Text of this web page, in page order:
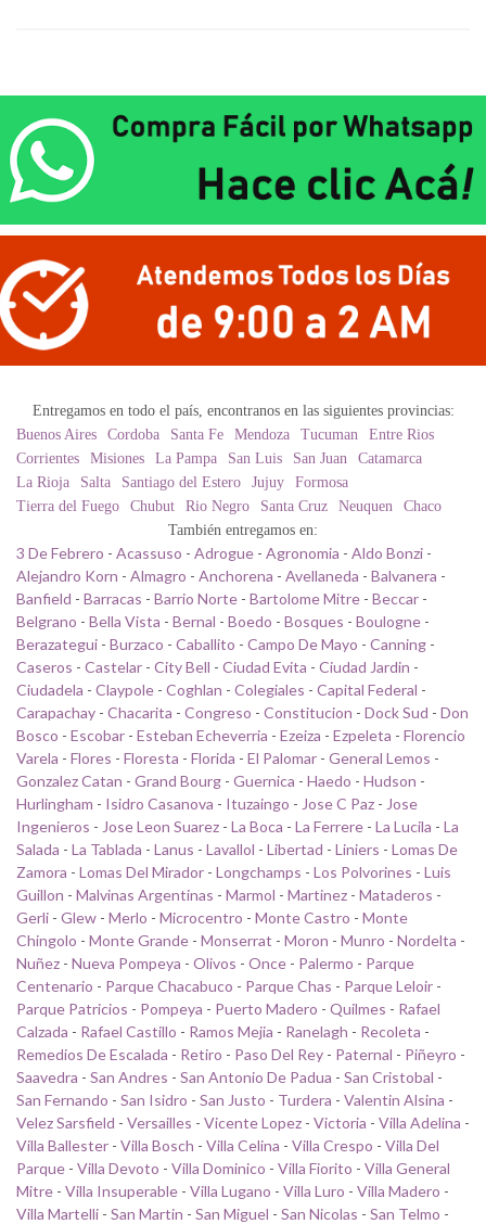
Entregamos en todo el país, encontranos en las siguientes provincias:
Buenos Aires
Cordoba Santa Fe Mendoza Tucuman
Entre Rios
Corrientes
Misiones La Pampa San Luis San Juan
Catamarca
La Rioja
Salta Santiago del Estero Jujuy
Formosa
Tierra del Fuego
Chubut Rio Negro Santa Cruz Neuquen
Chaco
También entregamos en:
3 De Febrero - Acassuso - Adrogue - Agronomia - Aldo Bonzi -
Alejandro Korn - Almagro - Anchorena - Avellaneda - Balvanera -
Banfield - Barracas - Barrio Norte - Bartolome Mitre - Beccar -
Belgrano - Bella Vista - Bernal - Boedo - Bosques - Boulogne -
Berazategui - Burzaco - Caballito - Campo De Mayo - Canning -
Caseros - Castelar - City Bell - Ciudad Evita - Ciudad Jardin -
Ciudadela - Claypole - Coghlan - Colegiales - Capital Federal -
Carapachay - Chacarita - Congreso - Constitucion - Dock Sud - Don
Bosco - Escobar - Esteban Echeverria - Ezeiza - Ezpeleta - Florencio
Varela - Flores - Floresta - Florida - El Palomar - General Lemos -
Gonzalez Catan - Grand Bourg - Guernica - Haedo - Hudson -
Hurlingham - Isidro Casanova - Ituzaingo - Jose C Paz - Jose
Ingenieros - Jose Leon Suarez - La Boca - La Ferrere - La Lucila - La
Salada - La Tablada - Lanus - Lavallol - Libertad - Liniers - Lomas De
Zamora - Lomas Del Mirador - Longchamps - Los Polvorines - Luis
Guillon - Malvinas Argentinas - Marmol - Martinez - Mataderos -
Gerli - Glew - Merlo - Microcentro - Monte Castro - Monte
Chingolo - Monte Grande - Monserrat - Moron - Munro - Nordelta -
Nuñez - Nueva Pompeya - Olivos - Once - Palermo - Parque
Centenario - Parque Chacabuco - Parque Chas - Parque Leloir -
Parque Patricios - Pompeya - Puerto Madero - Quilmes - Rafael
Calzada - Rafael Castillo - Ramos Mejia - Ranelagh - Recoleta -
Remedios De Escalada - Retiro - Paso Del Rey - Paternal - Piñeyro -
Saavedra - San Andres - San Antonio De Padua - San Cristobal -
San Fernando - San Isidro - San Justo - Turdera - Valentin Alsina -
Velez Sarsfield - Versailles - Vicente Lopez - Victoria - Villa Adelina -
Villa Ballester - Villa Bosch - Villa Celina - Villa Crespo - Villa Del
Parque - Villa Devoto - Villa Dominico - Villa Fiorito - Villa General
Mitre - Villa Insuperable - Villa Lugano - Villa Luro - Villa Madero -
Villa Martelli - San Martin - San Miguel - San Nicolas - San Telmo -